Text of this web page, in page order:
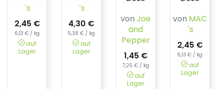
´s
2,45 €
6,13 € / kg
auf
Lager
´s
4,30 €
5,38 € / kg
auf
Lager
von Joe
and
Pepper
1,45 €
7,25 € / kg
auf
Lager
von MAC
´s
2,45 €
6,13 € / kg
auf
Lager